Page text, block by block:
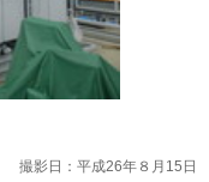
撮影日：平成26年８月15日